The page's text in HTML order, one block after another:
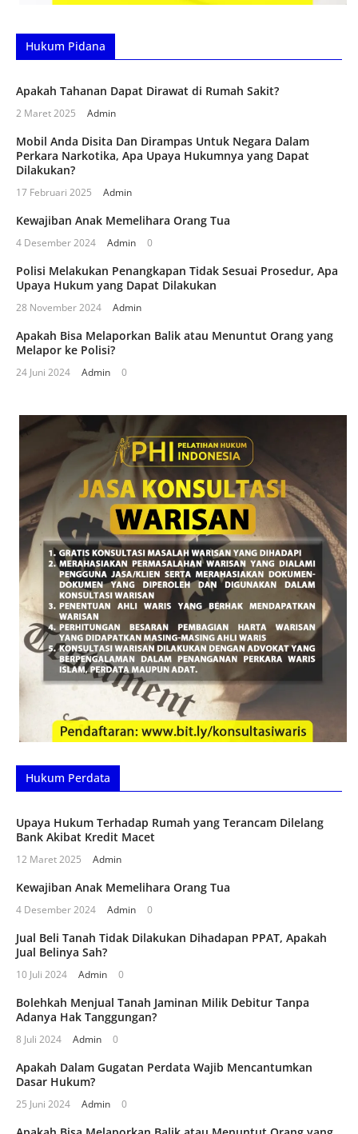
Hukum Pidana
Apakah Tahanan Dapat Dirawat di Rumah Sakit?
2 Maret 2025 Admin
Mobil Anda Disita Dan Dirampas Untuk Negara Dalam
Perkara Narkotika, Apa Upaya Hukumnya yang Dapat
Dilakukan?
17 Februari 2025 Admin
Kewajiban Anak Memelihara Orang Tua
4 Desember 2024 Admin 0
Polisi Melakukan Penangkapan Tidak Sesuai Prosedur, Apa
Upaya Hukum yang Dapat Dilakukan
28 November 2024 Admin
Apakah Bisa Melaporkan Balik atau Menuntut Orang yang
Melapor ke Polisi?
24 Juni 2024 Admin 0
Hukum Perdata
Upaya Hukum Terhadap Rumah yang Terancam Dilelang
Bank Akibat Kredit Macet
12 Maret 2025 Admin
Kewajiban Anak Memelihara Orang Tua
4 Desember 2024 Admin 0
Jual Beli Tanah Tidak Dilakukan Dihadapan PPAT, Apakah
Jual Belinya Sah?
10 Juli 2024 Admin 0
Bolehkah Menjual Tanah Jaminan Milik Debitur Tanpa
Adanya Hak Tanggungan?
8 Juli 2024 Admin 0
Apakah Dalam Gugatan Perdata Wajib Mencantumkan
Dasar Hukum?
25 Juni 2024 Admin 0